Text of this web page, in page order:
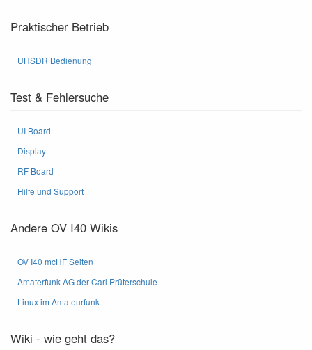
Praktischer Betrieb
UHSDR Bedienung
Test & Fehlersuche
UI Board
Display
RF Board
Hilfe und Support
Andere OV I40 Wikis
OV I40 mcHF Seiten
Amaterfunk AG der Carl Prüterschule
Linux im Amateurfunk
Wiki - wie geht das?